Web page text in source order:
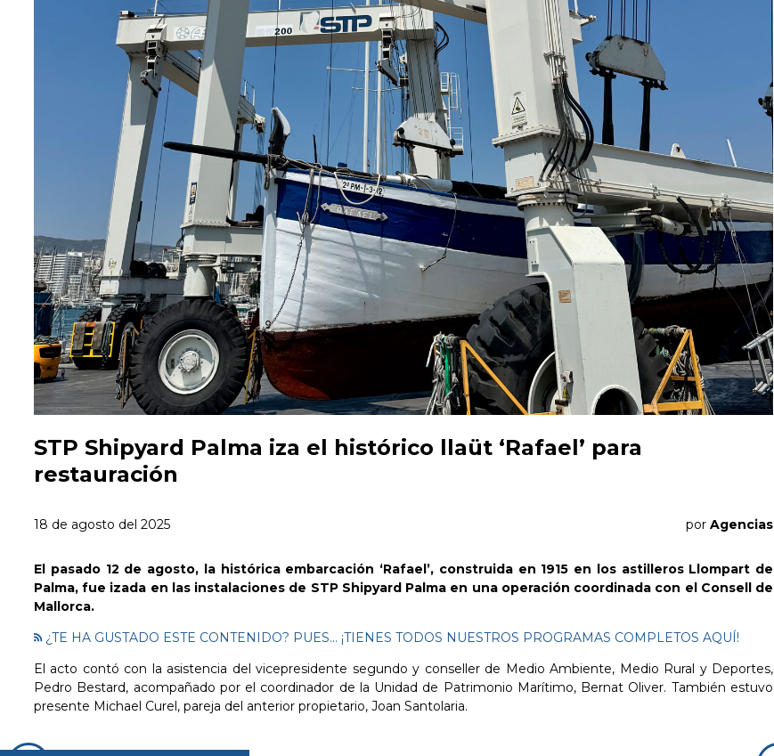
STP Shipyard Palma iza el histórico llaüt ‘Rafael’ para
restauración
18 de agosto del 2025 por Agencias
El pasado 12 de agosto, la histórica embarcación ‘Rafael’, construida en 1915 en los astilleros Llompart de
Palma, fue izada en las instalaciones de STP Shipyard Palma en una operación coordinada con el Consell de
Mallorca.
¿TE HA GUSTADO ESTE CONTENIDO? PUES... ¡TIENES TODOS NUESTROS PROGRAMAS COMPLETOS AQUÍ!
El acto contó con la asistencia del vicepresidente segundo y conseller de Medio Ambiente, Medio Rural y Deportes,
Pedro Bestard, acompañado por el coordinador de la Unidad de Patrimonio Marítimo, Bernat Oliver. También estuvo
presente Michael Curel, pareja del anterior propietario, Joan Santolaria.